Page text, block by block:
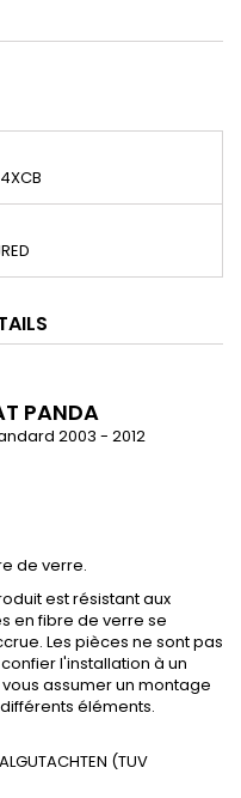
PANDA
2003 - 2012
de verre.
est résistant aux
en fibre de verre se
Les pièces ne sont pas
l'installation à un
assumer un montage
éléments.
(TUV